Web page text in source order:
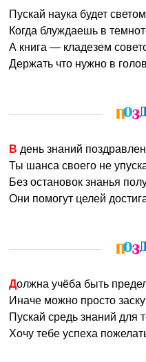
Пускай наука будет
Когда блуждаешь в
А книга — кладезем
Держать что нужно в
В день знаний
Ты шанса своего не
Без остановок знанья
Они помогут целей
Должна учёба быть
Иначе можно просто
Пускай средь знаний для
Хочу тебе успеха